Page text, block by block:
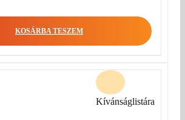
KOSÁRBA TESZEM
Kívánságlistára